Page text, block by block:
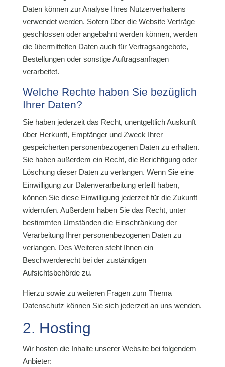
Daten können zur Analyse Ihres Nutzerverhaltens
verwendet werden. Sofern über die Website Verträge
geschlossen oder angebahnt werden können, werden
die übermittelten Daten auch für Vertragsangebote,
Bestellungen oder sonstige Auftragsanfragen
verarbeitet.
Welche Rechte haben Sie bezüglich
Ihrer Daten?
Sie haben jederzeit das Recht, unentgeltlich Auskunft
über Herkunft, Empfänger und Zweck Ihrer
gespeicherten personenbezogenen Daten zu erhalten.
Sie haben außerdem ein Recht, die Berichtigung oder
Löschung dieser Daten zu verlangen. Wenn Sie eine
Einwilligung zur Datenverarbeitung erteilt haben,
können Sie diese Einwilligung jederzeit für die Zukunft
widerrufen. Außerdem haben Sie das Recht, unter
bestimmten Umständen die Einschränkung der
Verarbeitung Ihrer personenbezogenen Daten zu
verlangen. Des Weiteren steht Ihnen ein
Beschwerderecht bei der zuständigen
Aufsichtsbehörde zu.
Hierzu sowie zu weiteren Fragen zum Thema
Datenschutz können Sie sich jederzeit an uns wenden.
2. Hosting
Wir hosten die Inhalte unserer Website bei folgendem
Anbieter: